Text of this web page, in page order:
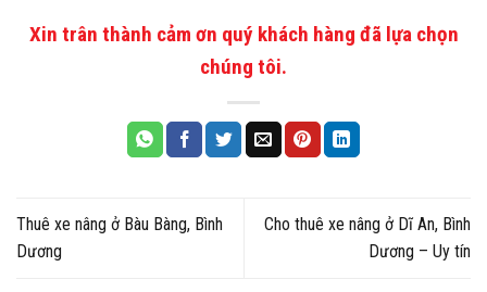
Xin trân thành cảm ơn quý khách hàng đã lựa chọn
chúng tôi.
Thuê xe nâng ở Bàu Bàng, Bình
Dương
Cho thuê xe nâng ở Dĩ An, Bình
Dương – Uy tín